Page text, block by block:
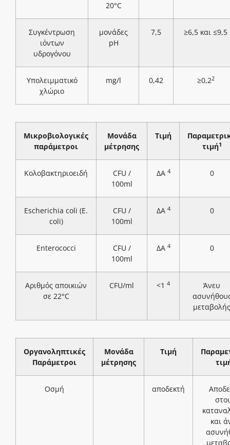
20°C
Συγκέντρωση
ιόντων
υδρογόνου
μονάδες
pH
7,5 ≥6,5 και ≤9,5
Υπολειμματικό
χλώριο
mg/l 0,42 ≥0,22
Μικροβιολογικές
παράμετροι
Μονάδα
μέτρησης
Τιμή
τιμή1
Κολοβακτηριοειδή
CFU /
100ml
ΔΑ 4 0
Escherichia coli (E.
coli)
CFU /
100ml
ΔΑ 4 0
Enterococci
CFU /
100ml
ΔΑ 4 0
Αριθμός αποικιών
σε 22°C
CFU/ml <1 4
Άνευ
μεταβολής
Οργανοληπτικές
Παράμετροι
Μονάδα
μέτρησης
Τιμή
Οσμή αποδεκτή
και